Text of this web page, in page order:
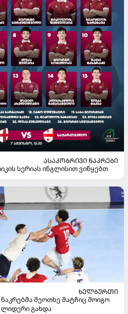
ᲐᲡᲐᲙᲝᲑᲠᲘᲕᲘ ᲜᲐᲙᲠᲔᲑᲘ
სერიას ინგლისით ვიწყებთ
ᲮᲔᲚᲑᲣᲠᲗᲘ
მეოთხე მატჩიც მოიგო
გახდა